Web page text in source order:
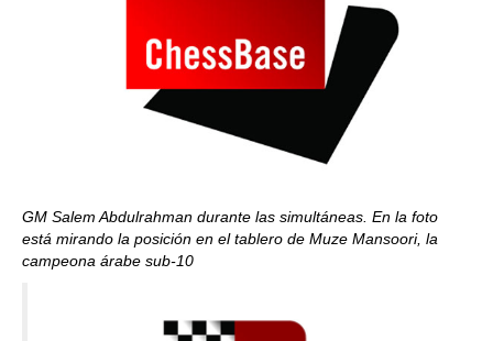
GM Salem Abdulrahman durante las simultáneas. En la foto
está mirando la posición en el tablero de Muze Mansoori, la
campeona árabe sub-10